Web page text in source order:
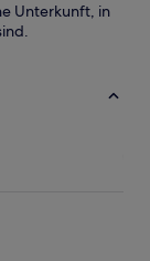
Unterkunft, in